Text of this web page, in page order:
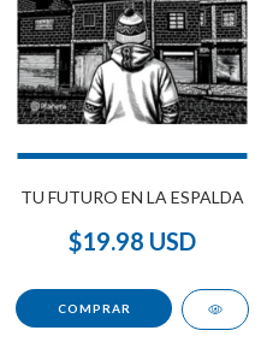
TU FUTURO EN LA ESPALDA
$19.98 USD